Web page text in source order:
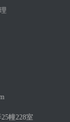
幢228室